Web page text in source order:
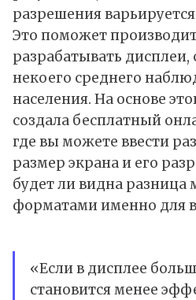
разрешения
Это поможет
разрабатывать дисплеи,
некоего среднего
населения. На основе
создала бесплатный
где вы можете ввести
размер экрана и его
будет ли видна
форматами именно для
«Если в дисплее
становится менее